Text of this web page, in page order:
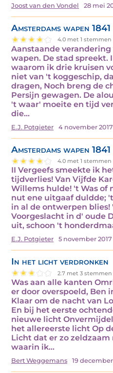
Joost van den Vondel 28 mei
Amsterdams wapen 1841
4.0 met 1 stemmen
Aanstaande
wapen. De stad spreekt.
waarom ik drie kruisen
niet van 't koggeschip,
dragen, Noch breng de
Persijn gewagen. De
't waar' moeite en tijd
die…
E.J. Potgieter 4 november 2017
Amsterdams wapen 1841
4.0 met 1 stemmen
II Vergeefs smeekte ik
tijdverlies! Van Vijfde
Willems hulde! 't Was of
nut ene uitgaaf duldde;
in al de ontwerpen
Voorgeslacht in d' oude
uit, schoon 't
E.J. Potgieter 5 november 2017
In het licht verdronken
2.7 met 3 stemmen
Was aan alle kanten
er door overspoeld, Ben
Klaar om de nacht van
En bij het eerste
nieuwe licht
het allereerste licht Op
Licht dat er zo
waarin ik…
Bert Weggemans 19